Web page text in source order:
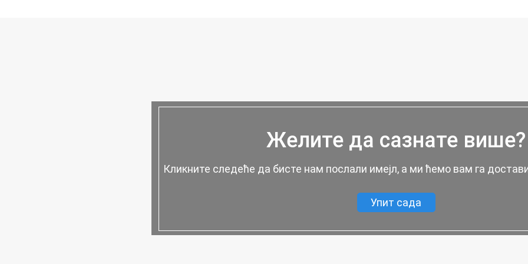
Желите да сазнате више?
Кликните следеће да бисте нам послали имејл, а ми ћемо вам га
Упит сада